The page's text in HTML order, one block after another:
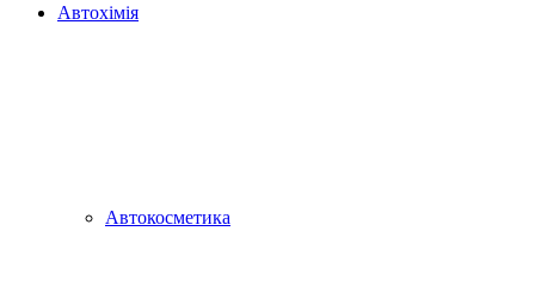
Автохімія
Автокосметика